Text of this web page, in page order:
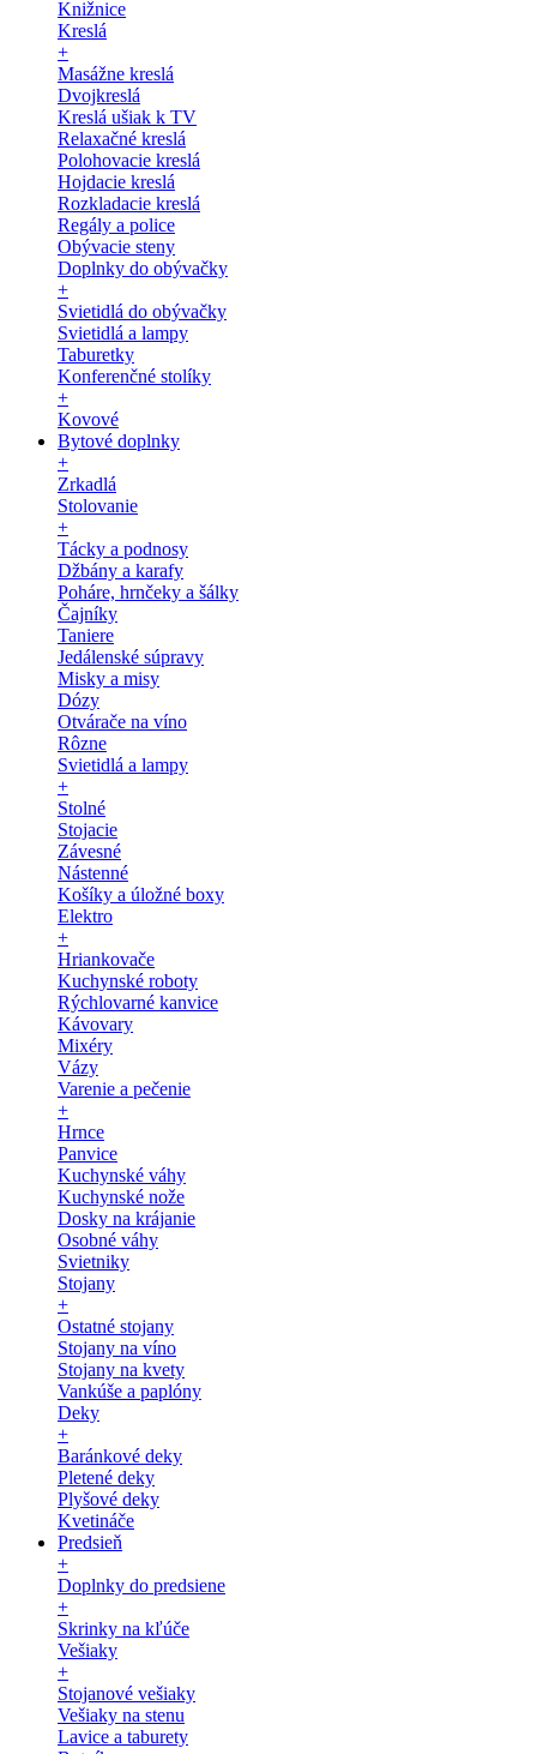
Knižnice
Kreslá
+
Masážne kreslá
Dvojkreslá
Kreslá ušiak k TV
Relaxačné kreslá
Polohovacie kreslá
Hojdacie kreslá
Rozkladacie kreslá
Regály a police
Obývacie steny
Doplnky do obývačky
+
Svietidlá do obývačky
Svietidlá a lampy
Taburetky
Konferenčné stolíky
+
Kovové
Bytové doplnky
+
Zrkadlá
Stolovanie
+
Tácky a podnosy
Džbány a karafy
Poháre, hrnčeky a šálky
Čajníky
Taniere
Jedálenské súpravy
Misky a misy
Dózy
Otvárače na víno
Rôzne
Svietidlá a lampy
+
Stolné
Stojacie
Závesné
Nástenné
Košíky a úložné boxy
Elektro
+
Hriankovače
Kuchynské roboty
Rýchlovarné kanvice
Kávovary
Mixéry
Vázy
Varenie a pečenie
+
Hrnce
Panvice
Kuchynské váhy
Kuchynské nože
Dosky na krájanie
Osobné váhy
Svietniky
Stojany
+
Ostatné stojany
Stojany na víno
Stojany na kvety
Vankúše a paplóny
Deky
+
Baránkové deky
Pletené deky
Plyšové deky
Kvetináče
Predsieň
+
Doplnky do predsiene
+
Skrinky na kľúče
Vešiaky
+
Stojanové vešiaky
Vešiaky na stenu
Lavice a taburety